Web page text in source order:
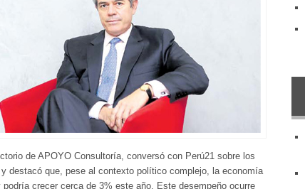
de APOYO Consultoría, conversó con Perú21 sobre los
destacó que, pese al contexto político complejo, la economía
crecer cerca de 3% este año. Este desempeño ocurre